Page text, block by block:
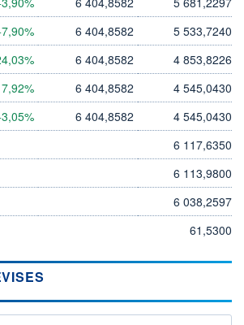
6 404,8582
5 533,7240
6 404,8582
4 853,8226
6 404,8582
4 545,0430
6 404,8582
4 545,0430
6 117,6350
6 113,9800
6 038,2597
61,5300